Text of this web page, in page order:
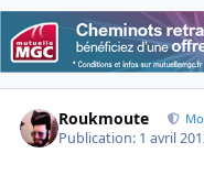
Roukmoute
Publication: 1 avril